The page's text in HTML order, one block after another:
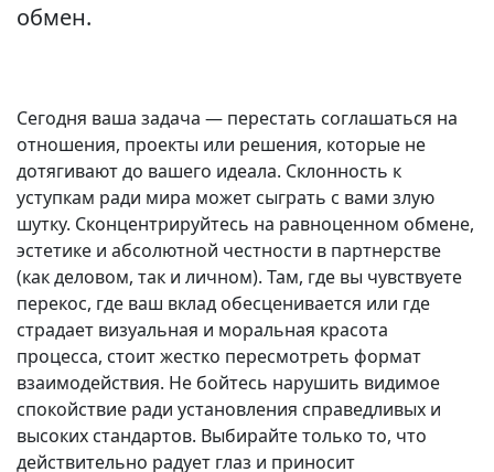
обмен.
Сегодня ваша задача — перестать соглашаться на
отношения, проекты или решения, которые не
дотягивают до вашего идеала. Склонность к
уступкам ради мира может сыграть с вами злую
шутку. Сконцентрируйтесь на равноценном обмене,
эстетике и абсолютной честности в партнерстве
(как деловом, так и личном). Там, где вы чувствуете
перекос, где ваш вклад обесценивается или где
страдает визуальная и моральная красота
процесса, стоит жестко пересмотреть формат
взаимодействия. Не бойтесь нарушить видимое
спокойствие ради установления справедливых и
высоких стандартов. Выбирайте только то, что
действительно радует глаз и приносит